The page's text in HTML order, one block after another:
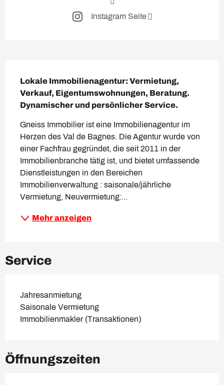
Instagram Seite
Lokale Immobilienagentur: Vermietung,
Verkauf, Eigentumswohnungen, Beratung.
Dynamischer und persönlicher Service.
Gneiss Immobilier ist eine Immobilienagentur im
Herzen des Val de Bagnes. Die Agentur wurde von
einer Fachfrau gegründet, die seit 2011 in der
Immobilienbranche tätig ist, und bietet umfassende
Dienstleistungen in den Bereichen
Immobilienverwaltung : saisonale/jährliche
Vermietung, Neuvermietung:...
Mehr anzeigen
Service
Jahresanmietung
Saisonale Vermietung
Immobilienmakler (Transaktionen)
Öffnungszeiten